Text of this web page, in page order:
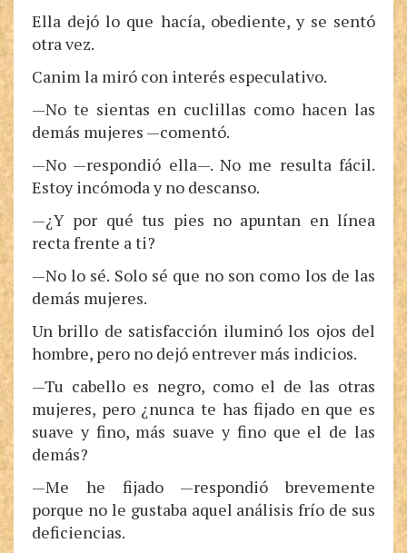
Ella dejó lo que hacía, obediente, y se sentó
otra vez.
Canim la miró con interés especulativo.
—No te sientas en cuclillas como hacen las
demás mujeres —comentó.
—No —respondió ella—. No me resulta fácil.
Estoy incómoda y no descanso.
—¿Y por qué tus pies no apuntan en línea
recta frente a ti?
—No lo sé. Solo sé que no son como los de las
demás mujeres.
Un brillo de satisfacción iluminó los ojos del
hombre, pero no dejó entrever más indicios.
—Tu cabello es negro, como el de las otras
mujeres, pero ¿nunca te has fijado en que es
suave y fino, más suave y fino que el de las
demás?
—Me he fijado —respondió brevemente
porque no le gustaba aquel análisis frío de sus
deficiencias.